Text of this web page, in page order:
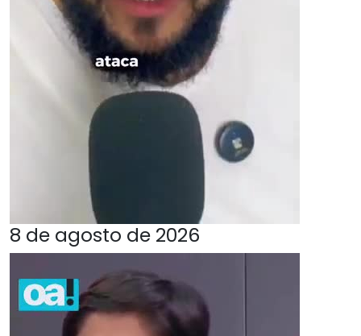
8 de agosto de 2026